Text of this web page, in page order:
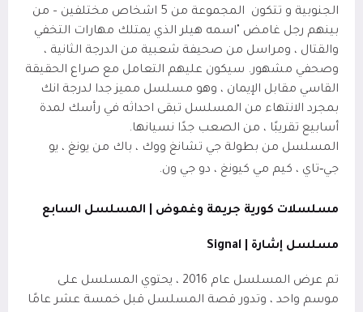
الجنوبية و تتكون
المجموعة من 5 اشخاص مختلفين – من
بينهم رجل غامض "اسمه هيلر الذي يمتلك مهارات التخفي
والقتال ، ومراسل من صحيفة شعبية من الدرجة الثانية ،
وصحفي مشهور. سيكون عليهم التعامل مع صراع الحقيقة
القاسي مقابل الإيمان ، وهو مسلسل مميز جدا لدرجة انك
بمجرد الانتهاء من المسلسل تبقى احداثه في رأسك لمدة
أسابيع تقريبًا ، من الصعب جدًا نسيانها.
المسلسل من بطولة جي تشانغ ووك ، باك من يونغ ، يو
جي‑تاي ، كيم مي كيونغ ، دو جي ون.
مسلسلات كورية جريمة وغموض | المسلسل السابع
مسلسل إشارة | Signal
تم عرض المسلسل عام 2016 ، يحتوي المسلسل على
موسم واحد ، وتدور قصة المسلسل قبل خمسة عشر عامًا